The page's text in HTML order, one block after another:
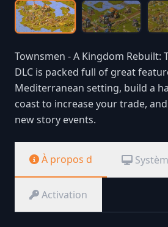
Townsmen - A Kingdom Rebuilt:
DLC is packed full of great
Mediterranean setting, build a
coast to increase your trade,
new story events.
À propos d
Activation